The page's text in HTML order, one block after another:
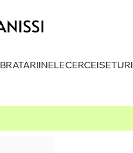
BRATARIINELECERCEISETURI